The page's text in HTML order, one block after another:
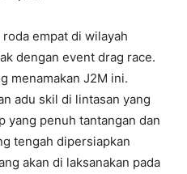
empat di wilayah
dengan event drag race.
menamakan J2M ini.
adu skil di lintasan yang
yang penuh tantangan dan
tengah dipersiapkan
akan di laksanakan pada